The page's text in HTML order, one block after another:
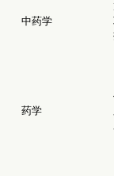
中药学
药学